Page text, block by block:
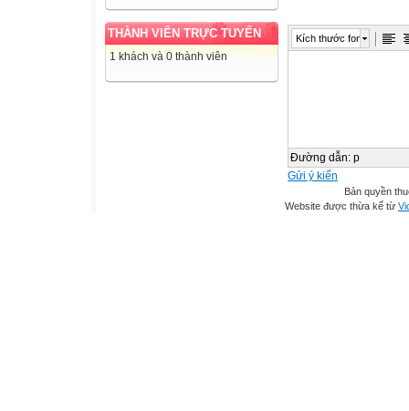
THÀNH VIÊN TRỰC TUYẾN
1 khách và 0 thành viên
Kích thước font
Đường dẫn: p
Gửi ý kiến
Bản quyền
Website được thừa kế từ